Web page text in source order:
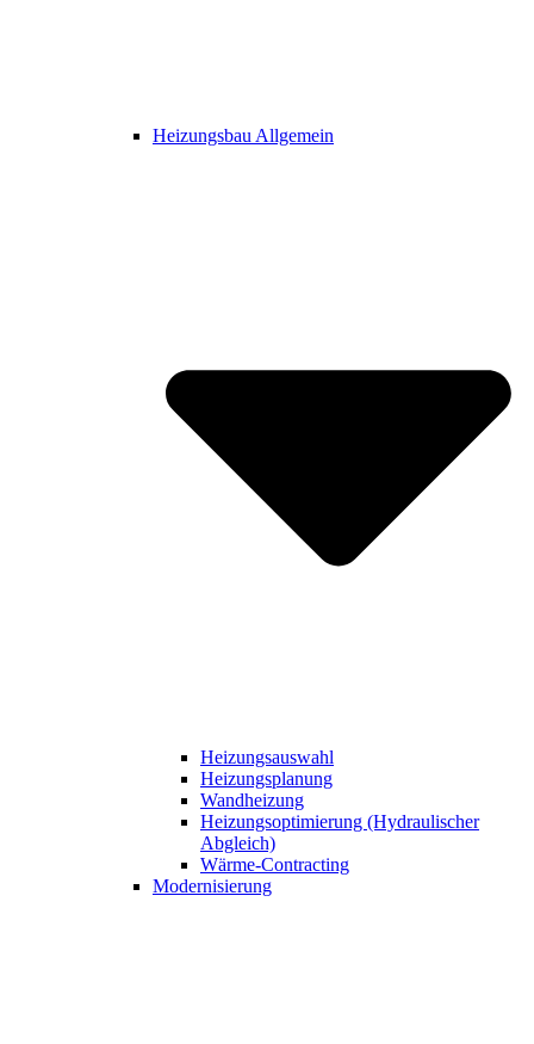
Heizungsbau Allgemein
Heizungsauswahl
Heizungsplanung
Wandheizung
Heizungsoptimierung (Hydraulischer
Abgleich)
Wärme-Contracting
Modernisierung